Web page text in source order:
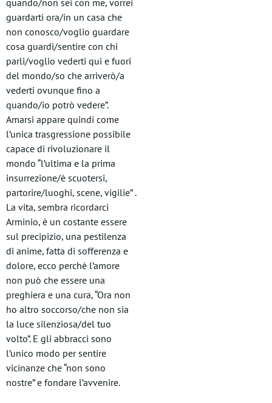
quando/non sei con me, vorrei
guardarti ora/in un casa che
non conosco/voglio guardare
cosa guardi/sentire con chi
parli/voglio vederti qui e fuori
del mondo/so che arriverò/a
vederti ovunque fino a
quando/io potrò vedere”.
Amarsi appare quindi come
l’unica trasgressione possibile
capace di rivoluzionare il
mondo “l’ultima e la prima
insurrezione/è scuotersi,
partorire/luoghi, scene, vigilie” .
La vita, sembra ricordarci
Arminio, è un costante essere
sul precipizio, una pestilenza
di anime, fatta di sofferenza e
dolore, ecco perchè l’amore
non può che essere una
preghiera e una cura, “Ora non
ho altro soccorso/che non sia
la luce silenziosa/del tuo
volto”. E gli abbracci sono
l’unico modo per sentire
vicinanze che “non sono
nostre” e fondare l’avvenire.